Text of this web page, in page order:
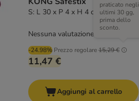
S: L 30 x P 4 x H 4 cm
-24.98% Prezzo regolare15,29 €
praticato negli
ultimi 30 gg,
prima dello
sconto.
11,47 €
Nessuna valutazione
Aggiungi al carrello